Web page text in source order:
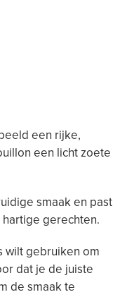
een rijke,
een licht zoete
smaak en past
gerechten.
wilt gebruiken om
dat je de juiste
de smaak te